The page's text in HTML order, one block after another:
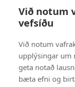
Við notum
vefsíðu
Við notum
upplýsingar um
geta notað
bæta efni og
SAGA2TS05
SAGA3KM05
SAGA3LS05